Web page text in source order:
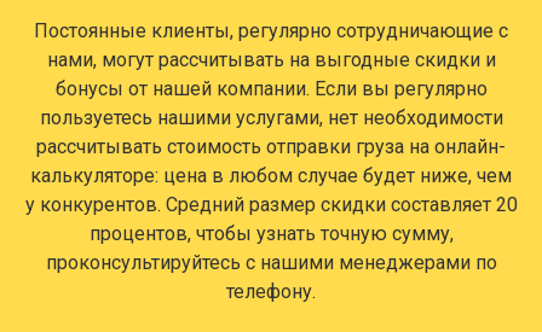
Постоянные клиенты, регулярно сотрудничающие с
нами, могут рассчитывать на выгодные скидки и
бонусы от нашей компании. Если вы регулярно
пользуетесь нашими услугами, нет необходимости
рассчитывать стоимость отправки груза на онлайн-
калькуляторе: цена в любом случае будет ниже, чем
у конкурентов. Средний размер скидки составляет 20
процентов, чтобы узнать точную сумму,
проконсультируйтесь с нашими менеджерами по
телефону.